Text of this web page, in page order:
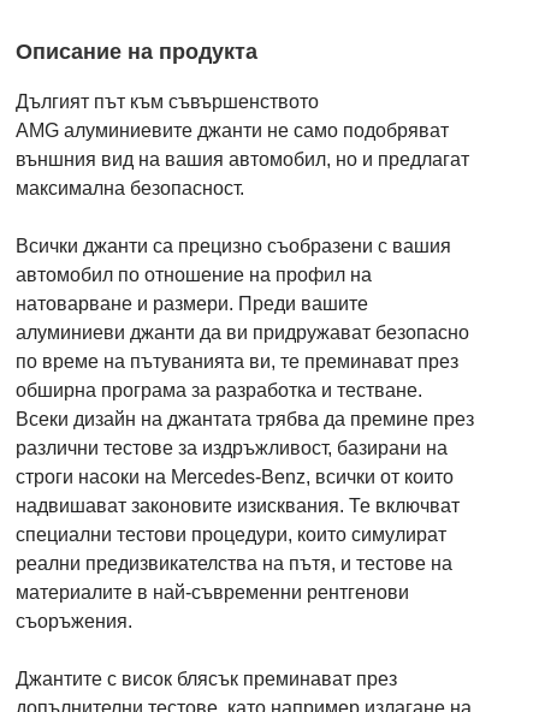
Описание на продукта
Дългият път към съвършенството
AMG алуминиевите джанти не само подобряват
външния вид на вашия автомобил, но и предлагат
максимална безопасност.
Всички джанти са прецизно съобразени с вашия
автомобил по отношение на профил на
натоварване и размери. Преди вашите
алуминиеви джанти да ви придружават безопасно
по време на пътуванията ви, те преминават през
обширна програма за разработка и тестване.
Всеки дизайн на джантата трябва да премине през
различни тестове за издръжливост, базирани на
строги насоки на Mercedes-Benz, всички от които
надвишават законовите изисквания. Те включват
специални тестови процедури, които симулират
реални предизвикателства на пътя, и тестове на
материалите в най-съвременни рентгенови
съоръжения.
Джантите с висок блясък преминават през